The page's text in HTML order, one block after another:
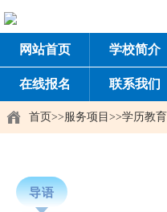
网站首页 学校简介
在线报名 联系我们
首页>>服务项目 >>学历教育
导语